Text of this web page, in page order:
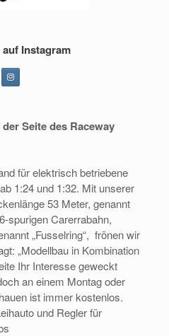
Instagram
Seite des Raceway
für elektrisch betriebene
1:24 und 1:32. Mit unserer
53 Meter, genannt
spurigen Carerrabahn,
„Fusselring“, frönen wir
„Modellbau in Kombination
Ihr Interesse geweckt
an einem Montag oder
ist immer kostenlos.
und Regler für